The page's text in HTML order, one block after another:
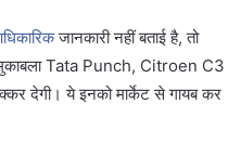
जानकारी नहीं बताई है, तो
Tata Punch, Citroen C3
देगी। ये इनको मार्केट से गायब कर